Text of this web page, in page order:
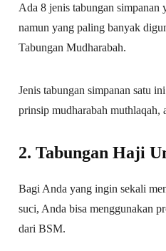
Ada 8 jenis tabungan
namun yang paling banyak
Tabungan Mudharabah.
Jenis tabungan simpanan satu
prinsip mudharabah muthlaqah,
2. Tabungan Haji
Bagi Anda yang ingin sekali
suci, Anda bisa menggunakan
dari BSM.